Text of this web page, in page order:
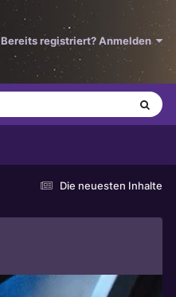
Bereits registriert? Anmelden
Die neuesten Inhalte